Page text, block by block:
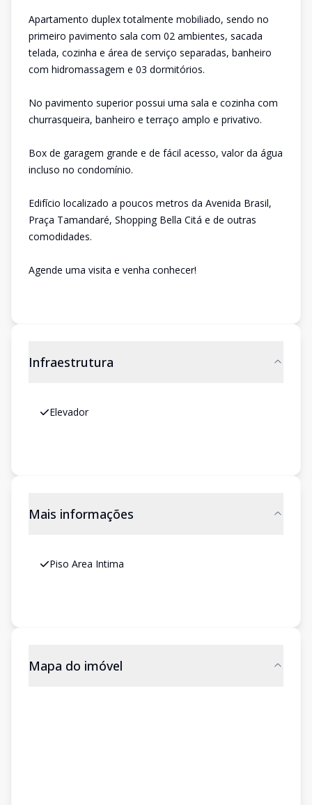
Apartamento duplex totalmente mobiliado, sendo no
primeiro pavimento sala com 02 ambientes, sacada
telada, cozinha e área de serviço separadas, banheiro
com hidromassagem e 03 dormitórios.
No pavimento superior possui uma sala e cozinha com
churrasqueira, banheiro e terraço amplo e privativo.
Box de garagem grande e de fácil acesso, valor da água
incluso no condomínio.
Edifício localizado a poucos metros da Avenida Brasil,
Praça Tamandaré, Shopping Bella Citá e de outras
comodidades.
Agende uma visita e venha conhecer!
Infraestrutura
Elevador
Mais informações
Piso Area Intima
Mapa do imóvel